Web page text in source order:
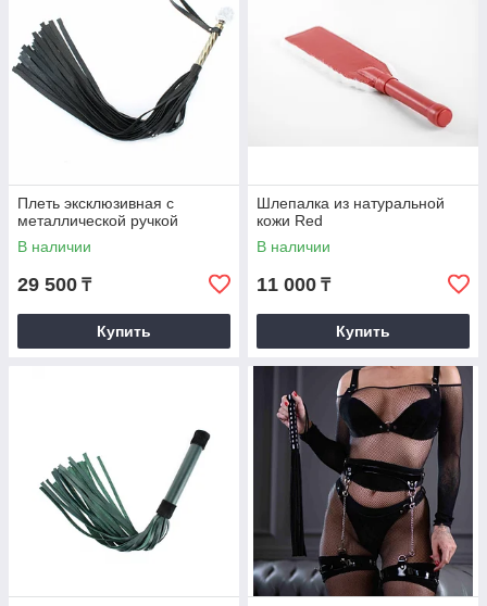
Плеть эксклюзивная с
металлической ручкой
В наличии
29 500 ₸
Купить
Шлепалка из натуральной
кожи Red
В наличии
11 000 ₸
Купить